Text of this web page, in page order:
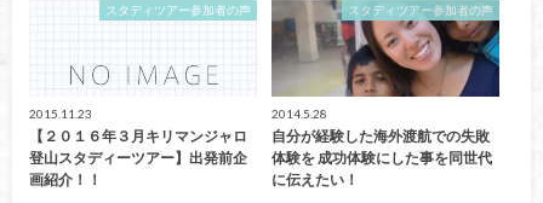
スタディツアー参加者の声
2015.11.23
【２０１６年３月キリマンジャロ
登山スタディーツアー】出発前企
画紹介！！
スタディツアー参加者の声
2014.5.28
自分が経験した海外渡航での失敗
体験を 成功体験にした事を同世代
に伝えたい！